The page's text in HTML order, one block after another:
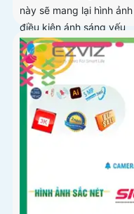
này sẽ mang lại hình
điều kiện ánh sáng yếu